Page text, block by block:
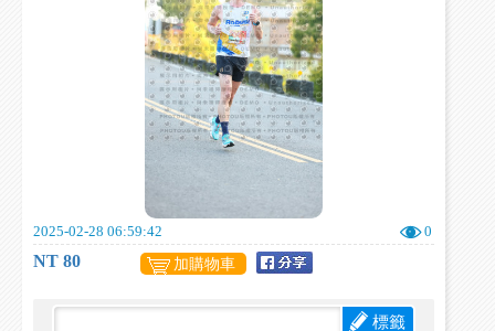
2025-02-28 06:59:42 0
NT 80 加購物車
標籤